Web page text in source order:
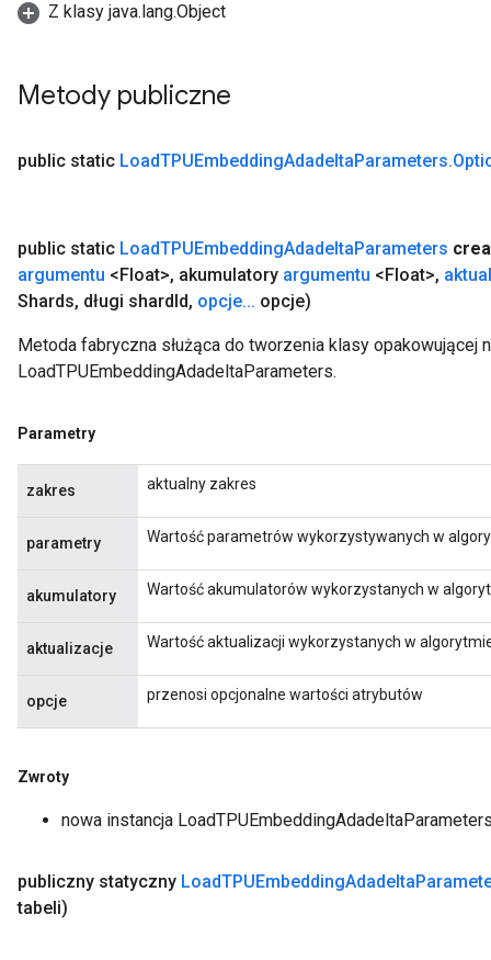
Z klasy java.lang.Object
Metody publiczne
public static LoadTPUEmbeddingAdadeltaParameters.
public static LoadTPUEmbeddingAdadeltaParameters
argumentu <Float>, akumulatory argumentu <Float>,
Shards, długi shardId, opcje... opcje)
Metoda fabryczna służąca do tworzenia klasy opakowującej
LoadTPUEmbeddingAdadeltaParameters.
Parametry
zakres aktualny zakres
parametry Wartość parametrów wykorzystywanych w
akumulatory Wartość akumulatorów wykorzystanych w
aktualizacje Wartość aktualizacji wykorzystanych w
opcje przenosi opcjonalne wartości atrybutów
Zwroty
nowa instancja
publiczny statyczny LoadTPUEmbeddingAdadelta
tabeli)